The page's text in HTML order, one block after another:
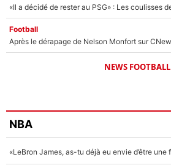
Football
NEWS FOOTBALL
NBA